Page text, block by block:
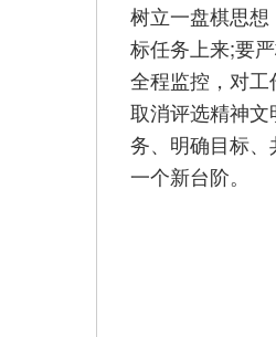
树立一盘棋思
标任务上来;要
全程监控，对工
取消评选精神文
务、明确目标
一个新台阶。